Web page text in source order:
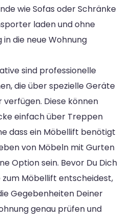
wie Sofas oder Schränke
laden und ohne
die neue Wohnung
sind professionelle
die über spezielle Geräte
Diese können
einfach über Treppen
dass ein Möbellift benötigt
von Möbeln mit Gurten
Option sein. Bevor Du Dich
Möbellift entscheidest,
Gegebenheiten Deiner
genau prüfen und